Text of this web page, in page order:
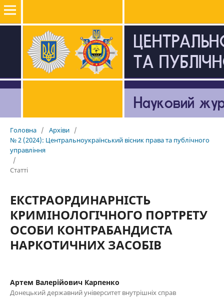
Головна / Архіви /
№ 2 (2024): Центральноукраїнський вісник права та публічного
управління
/
Статті
ЕКСТРАОРДИНАРНІСТЬ
КРИМІНОЛОГІЧНОГО ПОРТРЕТУ
ОСОБИ КОНТРАБАНДИСТА
НАРКОТИЧНИХ ЗАСОБІВ
Артем Валерійович Карпенко
Донецький державний університет внутрішніх справ